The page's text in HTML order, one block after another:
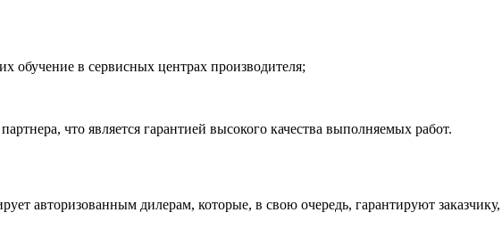
обучение в сервисных центрах производителя;
что является гарантией высокого качества выполняемых работ.
авторизованным дилерам, которые, в свою очередь, гарантируют